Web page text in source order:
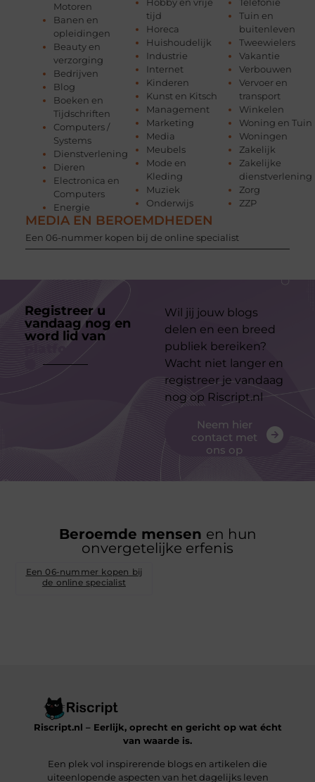
Motoren
Banen en
opleidingen
Beauty en
verzorging
Bedrijven
Blog
Boeken en
Tijdschriften
Computers /
Systems
Dienstverlening
Dieren
Electronica en
Computers
Energie
tijd
Horeca
Huishoudelijk
Industrie
Internet
Kinderen
Kunst en Kitsch
Management
Marketing
Media
Meubels
Mode en
Kleding
Muziek
Onderwijs
Tuin en
buitenleven
Tweewielers
Vakantie
Verbouwen
Vervoer en
transport
Winkelen
Woning en Tuin
Woningen
Zakelijk
Zakelijke
dienstverlening
Zorg
ZZP
MEDIA EN BEROEMDHEDEN
Een 06-nummer kopen bij de online specialist
Registreer u
vandaag nog en
word lid van
Wil jij jouw blogs
delen en een breed
publiek bereiken?
Wacht niet langer en
registreer je vandaag
nog op Riscript.nl
Neem hier
contact met
ons op
Beroemde mensen en hun
onvergetelijke erfenis
Een 06-nummer kopen bij
de online specialist
Riscript.nl – Eerlijk, oprecht en gericht op wat écht
van waarde is.
Een plek vol inspirerende blogs en artikelen die
uiteenlopende aspecten van het dagelijks leven